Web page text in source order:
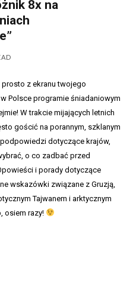
8x na
z ekranu twojego
Polsce programie śniadaniowym
W trakcie mijających letnich
gościć na porannym, szklanym
dotyczące krajów,
o co zadbać przed
i porady dotyczące
wskazówki związane z Gruzją,
Tajwanem i arktycznym
osiem razy!